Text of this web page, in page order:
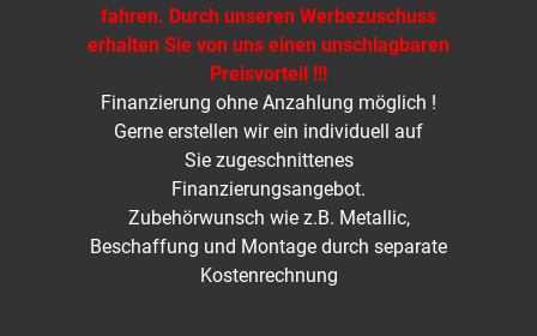
fahren. Durch unseren Werbezuschuss
erhalten Sie von uns einen unschlagbaren
Preisvorteil !!!
Finanzierung ohne Anzahlung möglich !
Gerne erstellen wir ein individuell auf
Sie zugeschnittenes
Finanzierungsangebot.
Zubehörwunsch wie z.B. Metallic,
Beschaffung und Montage durch separate
Kostenrechnung